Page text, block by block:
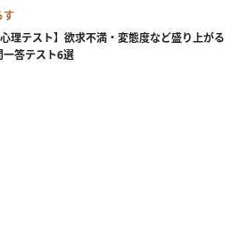
す
心理テスト】欲求不満・変態度など盛り上がる
一答テスト6選